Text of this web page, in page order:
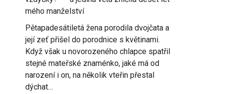
mého manželství
Pětapadesátiletá žena porodila dvojčata a
její zeť přišel do porodnice s květinami.
Když však u novorozeného chlapce spatřil
stejné mateřské znaménko, jaké má od
narození i on, na několik vteřin přestal
dýchat…